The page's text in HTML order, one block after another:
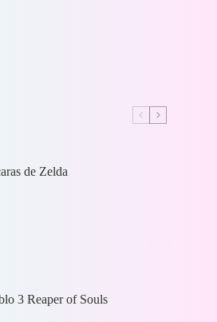
de Zelda
3 Reaper of Souls